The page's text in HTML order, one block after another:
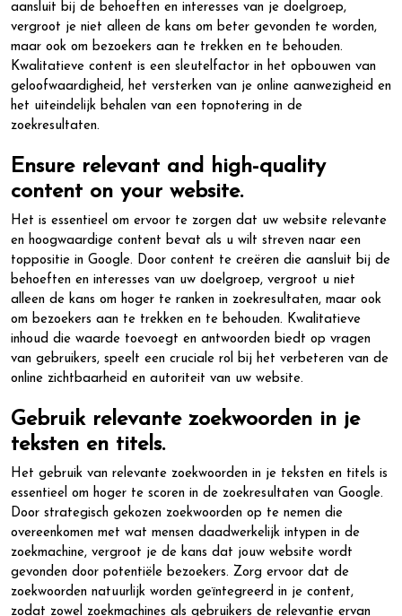
aansluit bij de behoeften en interesses van je doelgroep,
vergroot je niet alleen de kans om beter gevonden te worden,
maar ook om bezoekers aan te trekken en te behouden.
Kwalitatieve content is een sleutelfactor in het opbouwen van
geloofwaardigheid, het versterken van je online aanwezigheid en
het uiteindelijk behalen van een topnotering in de
zoekresultaten.
Ensure relevant and high-quality
content on your website.
Het is essentieel om ervoor te zorgen dat uw website relevante
en hoogwaardige content bevat als u wilt streven naar een
toppositie in Google. Door content te creëren die aansluit bij de
behoeften en interesses van uw doelgroep, vergroot u niet
alleen de kans om hoger te ranken in zoekresultaten, maar ook
om bezoekers aan te trekken en te behouden. Kwalitatieve
inhoud die waarde toevoegt en antwoorden biedt op vragen
van gebruikers, speelt een cruciale rol bij het verbeteren van de
online zichtbaarheid en autoriteit van uw website.
Gebruik relevante zoekwoorden in je
teksten en titels.
Het gebruik van relevante zoekwoorden in je teksten en titels is
essentieel om hoger te scoren in de zoekresultaten van Google.
Door strategisch gekozen zoekwoorden op te nemen die
overeenkomen met wat mensen daadwerkelijk intypen in de
zoekmachine, vergroot je de kans dat jouw website wordt
gevonden door potentiële bezoekers. Zorg ervoor dat de
zoekwoorden natuurlijk worden geïntegreerd in je content,
zodat zowel zoekmachines als gebruikers de relevantie ervan